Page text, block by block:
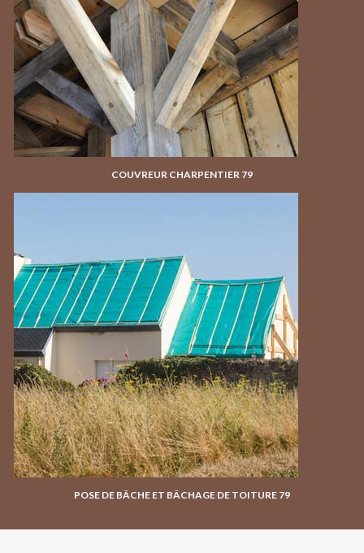
COUVREUR CHARPENTIER 79
POSE DE BÂCHE ET BÂCHAGE DE TOITURE 79